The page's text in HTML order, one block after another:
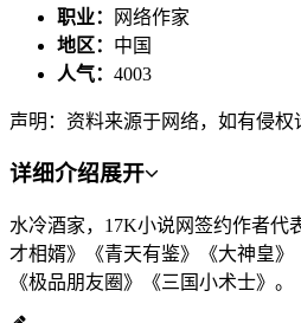
职业：
网络作家
地区： 中国
人气： 4003
声明：资料来源于网络，如有侵权
详细介绍展开
水冷酒家，17K小说网签约作者代
才相婿》《青天有鉴》《大神皇》
《极品朋友圈》《三国小术士》。